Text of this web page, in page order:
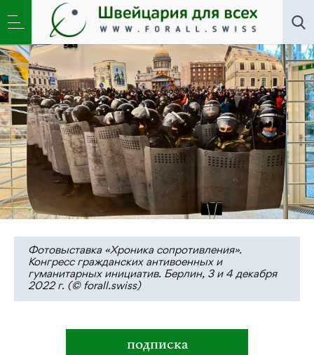
Общество ,Школа»Может ли Россия стать
неимперской?
Фотовыставка «Хроника сопротивления».
Конгресс гражданских антивоенных и
гуманитарных инициатив. Берлин, 3 и 4 декабря
2022 г. (© forall.swiss)
подписка